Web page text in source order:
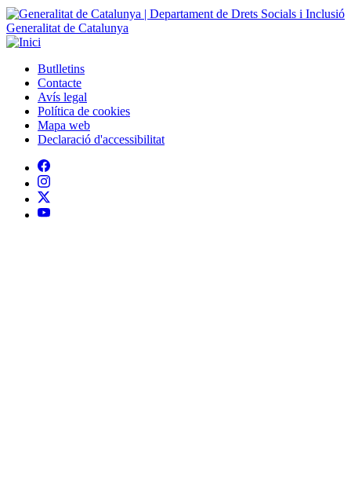
Generalitat de Catalunya
Peu
Butlletins
Contacte
Avís legal
Política de cookies
Mapa web
Declaració d'accessibilitat